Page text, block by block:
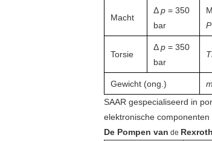
Macht
Δp = 350
bar
P
Torsie
Δp = 350
bar
Gewicht (ong.) m
SAAR gespecialiseerd in
elektronische
De Pompen van de